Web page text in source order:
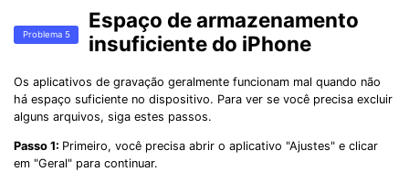
Problema 5
Espaço de armazenamento
insuficiente do iPhone
Os aplicativos de gravação geralmente funcionam mal quando não
há espaço suficiente no dispositivo. Para ver se você precisa excluir
alguns arquivos, siga estes passos.
Passo 1: Primeiro, você precisa abrir o aplicativo "Ajustes" e clicar
em "Geral" para continuar.